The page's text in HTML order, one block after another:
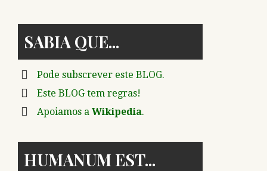
SABIA QUE
Pode subscrever este BLOG.
Este BLOG tem regras!
Apoiamos a Wikipedia.
HUMANUM EST